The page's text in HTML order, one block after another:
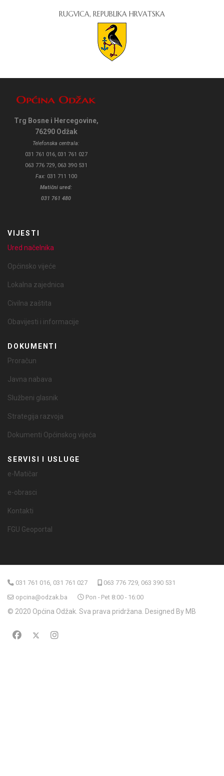
RUGVICA, REPUBLIKA HRVATSKA
Trg Bosne i Hercegovine,
76290 Odžak
Telefonska centrala:
031 761 016, 031 761 027
063 776 729, 063 390 531
Fax: 031 711 100
Matični ured:
031 761 480
VIJESTI
Ured načelnika
Općinsko vijeće
Lokalna zajednica
Civilna zaštita
Obavijesti i informacije
DOKUMENTI
Proračun
Javna nabava
Službeni glasnik
Strategija razvoja
Dokumenti Općinskog vijeća
SERVISI I USLUGE
e-Matičar
e-obrasci
Kontakti
FGU Geoportal
031 761 016, 031 761 027
063 776 729, 063 390 531
opcina@odzak.ba
Pon - Pet 8:00 - 16:00
© 2020 Općina Odžak. Sva prava pridržana. Designed By MB